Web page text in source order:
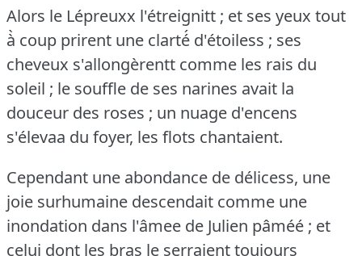
Alors le Lépreuxx l'étreignitt ; et ses yeux tout
à̀ coup prirent une clarté́ d'étoiless ; ses
cheveux s'allongèrentt comme les rais du
soleil ; le souffle de ses narines avait la
douceur des roses ; un nuage d'encens
s'élevaa du foyer, les flots chantaient.
Cependant une abondance de délicess, une
joie surhumaine descendait comme une
inondation dans l'âmee de Julien pâméé ; et
celui dont les bras le serraient toujours